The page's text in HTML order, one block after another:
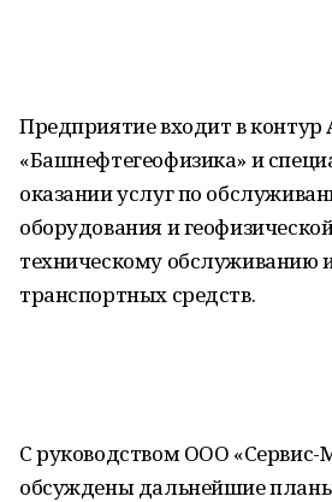
Предприятие входит в контур
«Башнефтегеофизика» и
оказании услуг по
оборудования и
техническому обслуживанию
транспортных средств.
С руководством ООО «Сервис-
обсуждены дальнейшие